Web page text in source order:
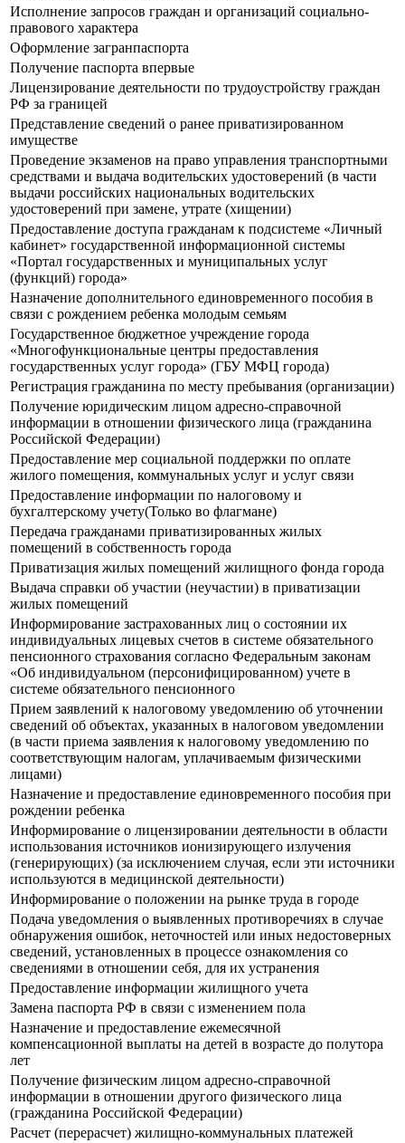
Исполнение запросов граждан и организаций социально-
правового характера
Оформление загранпаспорта
Получение паспорта впервые
Лицензирование деятельности по трудоустройству граждан
РФ за границей
Представление сведений о ранее приватизированном
имуществе
Прoведение экзаменов на право управления транспортными
средствами и выдача водительских удостоверений (в части
выдачи российских национальных водительских
удостоверений при замене, утрате (хищении)
Предоставление доступа гражданам к подсистеме «Личный
кабинет» государственной информационной системы
«Портал государственных и муниципальных услуг
(функций) города»
Назначение дополнительного единовременного пособия в
связи с рождением ребенка молодым семьям
Государственное бюджетное учреждение города
«Многофункциональные центры предоставления
государственных услуг города» (ГБУ МФЦ города)
Регистрация гражданина по месту пребывания (организации)
Получение юридическим лицом адресно-справочной
информации в отношении физического лица (гражданина
Российской Федерации)
Предоставление мер социальной поддержки по оплате
жилого помещения, коммунальных услуг и услуг связи
Предоставление информации по налоговому и
бухгалтерскому учету(Только во флагмане)
Передача гражданами приватизированных жилых
помещений в собственность города
Приватизация жилых помещений жилищного фонда города
Выдача справки об участии (неучастии) в приватизации
жилых помещений
Информирование застрахованных лиц о состоянии их
индивидуальных лицевых счетов в системе обязательного
пенсионного страхования согласно Федеральным законам
«Об индивидуальном (персонифицированном) учете в
системе обязательного пенсионного
Прием заявлений к налоговому уведомлению об уточнении
сведений об объектах, указанных в налоговом уведомлении
(в части приема заявления к налоговому уведомлению по
соответствующим налогам, уплачиваемым физическими
лицами)
Назначение и предоставление единовременного пособия при
рождении ребенка
Информирование о лицензировании деятельности в области
использования источников ионизирующего излучения
(генерирующих) (за исключением случая, если эти источники
используются в медицинской деятельности)
Информирование о положении на рынке труда в городе
Подача уведомления о выявленных противоречиях в случае
обнаружения ошибок, неточностей или иных недостоверных
сведений, установленных в процессе ознакомления со
сведениями в отношении себя, для их устранения
Предоставление информации жилищного учета
Замена паспорта РФ в связи с изменением пола
Назначение и предоставление ежемесячной
компенсационной выплаты на детей в возрасте до полутора
лет
Получение физическим лицом адресно-справочной
информации в отношении другого физического лица
(гражданина Российской Федерации)
Расчет (перерасчет) жилищно-коммунальных платежей